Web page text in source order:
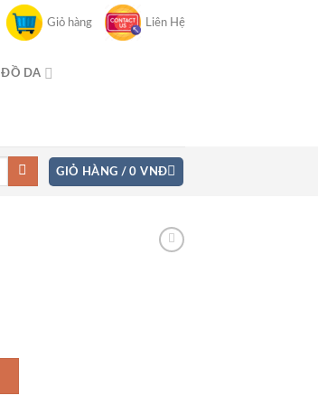
Giỏ hàng Liên Hệ
ĐỒ DA
GIỎ HÀNG /0VNĐ